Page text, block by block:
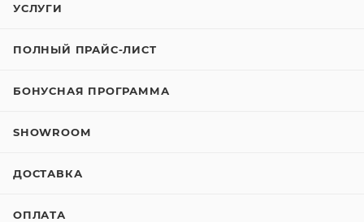
УСЛУГИ
ПОЛНЫЙ ПРАЙС-ЛИСТ
БОНУСНАЯ ПРОГРАММА
SHOWROOM
ДОСТАВКА
ОПЛАТА